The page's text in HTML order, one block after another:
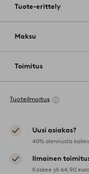
Tuote-erittely
Maksu
Toimitus
Tuoteilmoitus
Uusi asiakas?
40% alennusta
Ilmainen
Koskee yli 64,90